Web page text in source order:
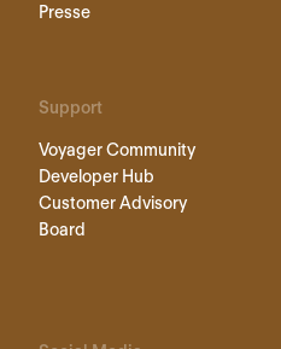
Presse
Support
Voyager Community
Developer Hub
Customer Advisory
Board